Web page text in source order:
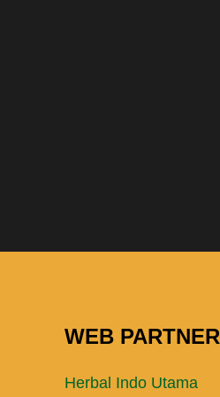
WEB PARTNER
Herbal Indo Utama